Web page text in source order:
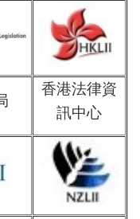
香港法律資
訊中心